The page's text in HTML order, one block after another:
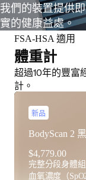
我們的裝置提供
實的健康益處。
FSA-HSA 適用
體重計
超過10年的豐富
計。
新品
BodyScan 2
$4,779.00
完整分段身體
血氧濃度（SpO2